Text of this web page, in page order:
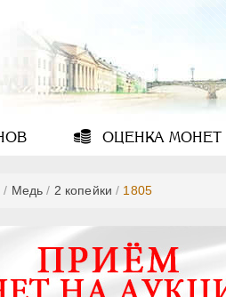
ОЦЕНКА МОНЕТ
/ Медь / 2 копейки / 1805